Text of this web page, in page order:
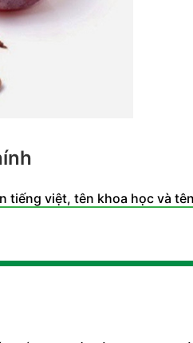
tiếng việt, tên khoa học và